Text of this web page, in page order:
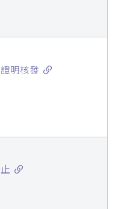
明核發